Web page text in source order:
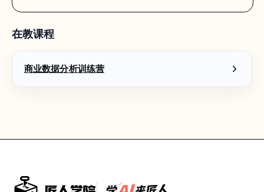
在教课程
商业数据分析训练营